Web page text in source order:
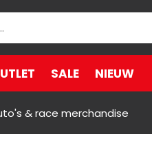
SALE NIEUW
& race merchandise